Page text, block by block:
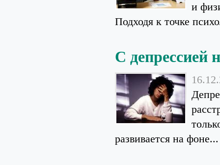
и
Подходя к точке
С депрессией
развивается на фоне...